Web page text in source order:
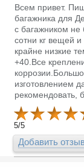
Всем привет.
багажника для
с багажником не
сотни кг вещей
крайне низкие
+40.Все
изготовлением
рекомендовать,
5/5
Добавить